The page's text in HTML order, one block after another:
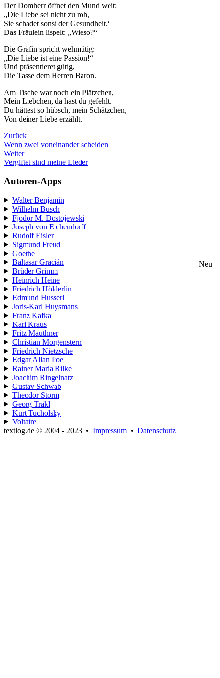
Der Domherr öffnet den Mund weit:
„Die Liebe sei nicht zu roh,
Sie schadet sonst der Gesundheit.“
Das Fräulein lispelt: „Wieso?“
Die Gräfin spricht wehmütig:
„Die Liebe ist eine Passion!“
Und präsentieret gütig,
Die Tasse dem Herren Baron.
Am Tische war noch ein Plätzchen,
Mein Liebchen, da hast du gefehlt.
Du hättest so hübsch, mein Schätzchen,
Von deiner Liebe erzählt.
Zurück
Wenn zwei voneinander scheiden
Weiter
Vergiftet sind meine Lieder
Autoren-Apps
Walter Benjamin
Wilhelm Busch
Fjodor M. Dostojewski
Joseph von Eichendorff
Rudolf Eisler
Sigmund Freud
Goethe
Baltasar Gracián
Neu
Brüder Grimm
Heinrich Heine
Friedrich Hölderlin
Edmund Husserl
Joris-Karl Huysmans
Franz Kafka
Karl Kraus
Fritz Mauthner
Christian Morgenstern
Friedrich Nietzsche
Edgar Allan Poe
Rainer Maria Rilke
Joachim Ringelnatz
Gustav Schwab
Theodor Storm
Georg Trakl
Kurt Tucholsky
Voltaire
textlog.de © 2004 - 2023 • Impressum • Datenschutz